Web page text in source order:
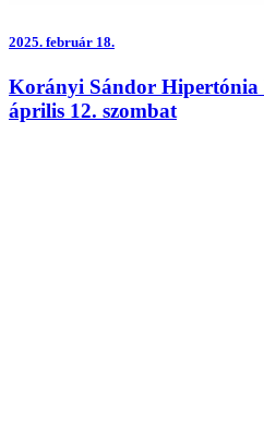
2025. február 18.
Korányi Sándor Hipertónia
április 12. szombat